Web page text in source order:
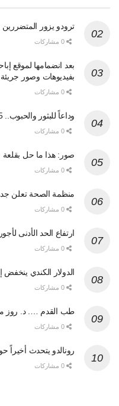
ترودو يزور
بعد انضمامها لموقع
بفيديوهات وصور
وداعاً للبثور والحبوب.. 5 علاجات منزلية جربيها
صور: هذا ما حل بقلعة
منظمة الصحة تعلن
ارتفاع الحد الأدنى
الدولار الكندي
طب القدم …. د. روز
رونالدو يتحدث أخيراً